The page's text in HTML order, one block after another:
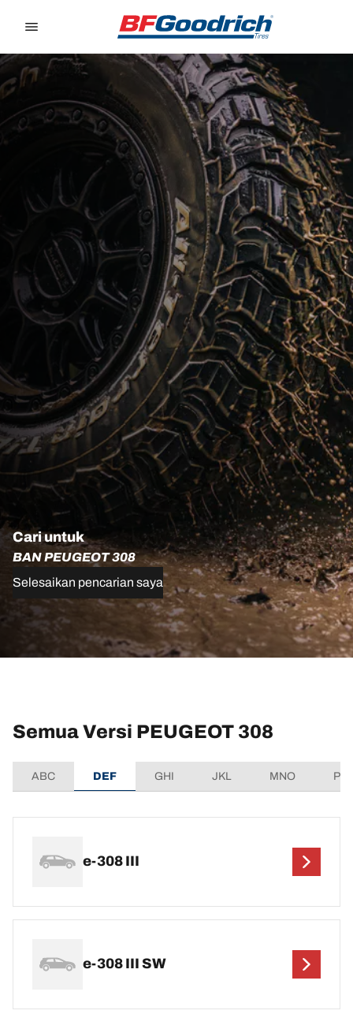
Cari untuk
BAN PEUGEOT 308
Selesaikan pencarian saya
Semua Versi PEUGEOT 308
ABC DEF GHI JKL MNO
e-308 III
e-308 III SW